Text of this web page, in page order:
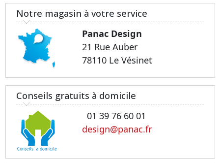
Notre magasin à votre service
Panac Design
21 Rue Auber
78110 Le Vésinet
Conseils gratuits à domicile
01 39 76 60 01
design@panac.fr